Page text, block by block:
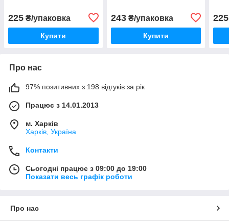
225 ₴/упаковка
Купити
243₴/упаковка
Купити
225
Про нас
97% позитивних з 198 відгуків за рік
Працює з 14.01.2013
м. Харків
Харків, Україна
Контакти
Сьогодні працює з 09:00 до 19:00
Показати весь графік роботи
Про нас